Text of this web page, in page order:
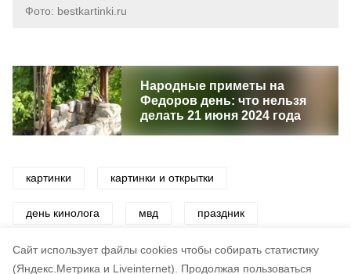
Cайт использует файлы cookies чтобы собирать статистику
(Яндекс.Метрика и Liveinternet).
Продолжая пользоваться
Фото: bestkartinki.ru
Народные приметы на
Федоров день: что нельзя
делать 21 июня 2024 года
картинки картинки и открытки
день кинолога мвд праздник
полиция поздравления